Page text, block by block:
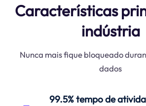
Características
indústria
Nunca mais fique bloqueado
dados
99.5% tempo de